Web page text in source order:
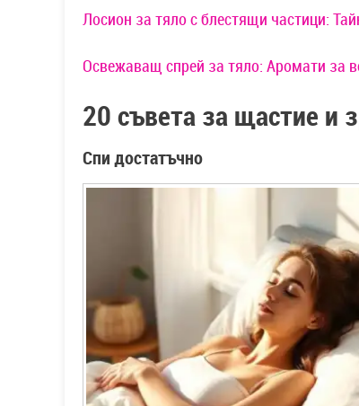
Лосион за тяло с блестящи частици:
Освежаващ спрей за тяло: Аромати за
20 съвета за щастие
Спи достатъчно